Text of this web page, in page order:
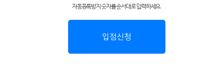
자동등록방지 숫자를 순서대로 입력하세요.
입점신청